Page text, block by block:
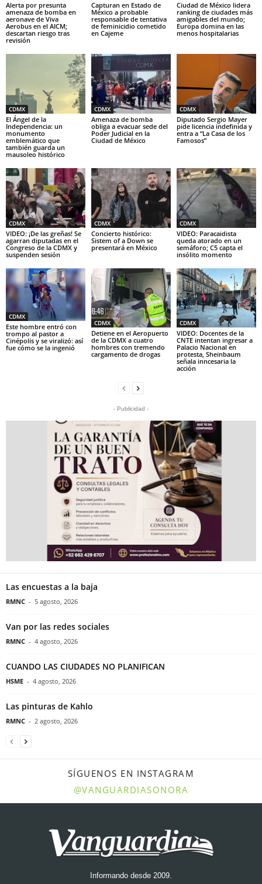
Alerta por presunta
amenaza de bomba en
aeronave de Viva
Aerobus en el AICM;
descartan riesgo tras
revisión
Capturan en Estado de
México a probable
responsable de tentativa
de feminicidio cometido
en Cajeme
Ciudad de México lidera
ranking de ciudades más
amigables del mundo;
Europa domina en las
menos hospitalarias
CDMX
El Ángel de la
Independencia: un
monumento
emblemático que
también guarda un
mausoleo histórico
CDMX
Amenaza de bomba
obliga a evacuar sede del
Poder Judicial en la
Ciudad de México
CDMX
Diputado Sergio Mayer
pide licencia indefinida y
entra a “La Casa de los
Famosos”
CDMX
VIDEO: ¡De las greñas! Se
agarran diputadas en el
Congreso de la CDMX y
suspenden sesión
CDMX
Concierto histórico:
Sistem of a Down se
presentará en México
CDMX
VIDEO: Paracaidista
queda atorado en un
semáforo; C5 capta el
insólito momento
CDMX
Este hombre entró con
trompo al pastor a
Cinépolis y se viralizó: así
fue cómo se la ingenió
CDMX
Detiene en el Aeropuerto
de la CDMX a cuatro
hombres con tremendo
cargamento de drogas
CDMX
VIDEO: Docentes de la
CNTE intentan ingresar a
Palacio Nacional en
protesta, Sheinbaum
señala inncesaria la
acción
- Publicidad -
Las encuestas a la baja
RMNC - 5 agosto, 2026
Van por las redes sociales
RMNC - 4 agosto, 2026
CUANDO LAS CIUDADES NO PLANIFICAN
HSME - 4 agosto, 2026
Las pinturas de Kahlo
RMNC - 2 agosto, 2026
SÍGUENOS EN INSTAGRAM
@VANGUARDIASONORA
Informando desde 2009.